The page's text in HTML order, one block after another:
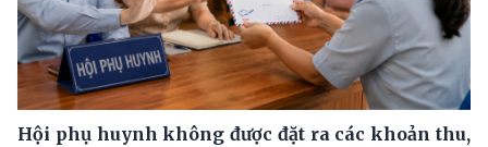
Hội phụ huynh không được đặt ra các khoản thu,